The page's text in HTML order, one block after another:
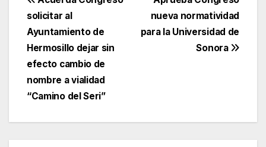
de
entradas
nueva normatividad
para la Universidad de
Sonora
solicitar al
Ayuntamiento de
Hermosillo dejar sin
efecto cambio de
nombre a vialidad
“Camino del Seri”